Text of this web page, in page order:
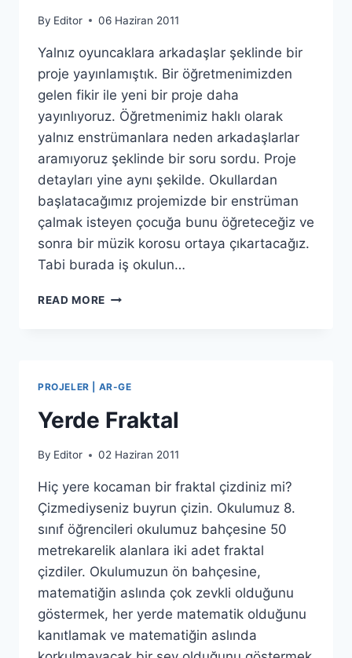
By Editor 06 Haziran 2011
Yalnız oyuncaklara arkadaşlar şeklinde bir
proje yayınlamıştık. Bir öğretmenimizden
gelen fikir ile yeni bir proje daha
yayınlıyoruz. Öğretmenimiz haklı olarak
yalnız enstrümanlara neden arkadaşlarlar
aramıyoruz şeklinde bir soru sordu. Proje
detayları yine aynı şekilde. Okullardan
başlatacağımız projemizde bir enstrüman
çalmak isteyen çocuğa bunu öğreteceğiz ve
sonra bir müzik korosu ortaya çıkartacağız.
Tabi burada iş okulun…
READ MORE YALNIZ
PROJELER | AR-GE
Yerde Fraktal
By Editor 02 Haziran 2011
Hiç yere kocaman bir fraktal çizdiniz mi?
Çizmediyseniz buyrun çizin. Okulumuz 8.
sınıf öğrencileri okulumuz bahçesine 50
metrekarelik alanlara iki adet fraktal
çizdiler. Okulumuzun ön bahçesine,
matematiğin aslında çok zevkli olduğunu
göstermek, her yerde matematik olduğunu
kanıtlamak ve matematiğin aslında